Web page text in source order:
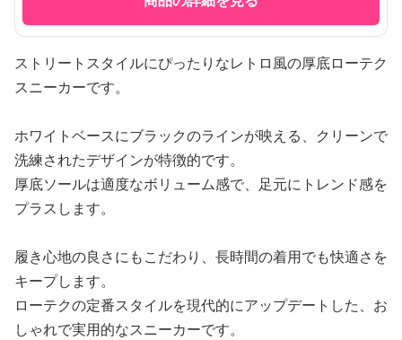
ストリートスタイルにぴったりなレトロ風の厚底ローテク
スニーカーです。
ホワイトベースにブラックのラインが映える、クリーンで
洗練されたデザインが特徴的です。
厚底ソールは適度なボリューム感で、足元にトレンド感を
プラスします。
履き心地の良さにもこだわり、長時間の着用でも快適さを
キープします。
ローテクの定番スタイルを現代的にアップデートした、お
しゃれで実用的なスニーカーです。